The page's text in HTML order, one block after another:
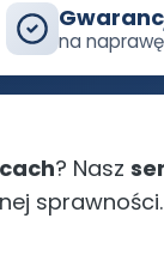
na naprawę
? Nasz